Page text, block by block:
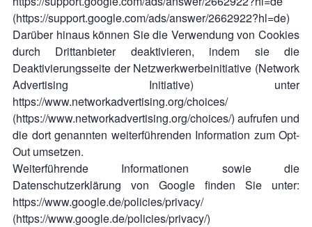
(https://support.google.com/ads/answer/2662922?hl=de)
Darüber hinaus können Sie die Verwendung von Cookies
durch Drittanbieter deaktivieren, indem sie die
Deaktivierungsseite der Netzwerkwerbeinitiative (Network
Advertising Initiative) unter
https://www.networkadvertising.org/choices/
(https://www.networkadvertising.org/choices/) aufrufen und
die dort genannten weiterführenden Information zum Opt-
Out umsetzen.
Weiterführende Informationen sowie die
Datenschutzerklärung von Google finden Sie unter:
https://www.google.de/policies/privacy/
(https://www.google.de/policies/privacy/)